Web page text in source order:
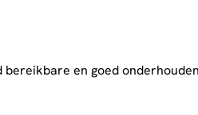
en goed